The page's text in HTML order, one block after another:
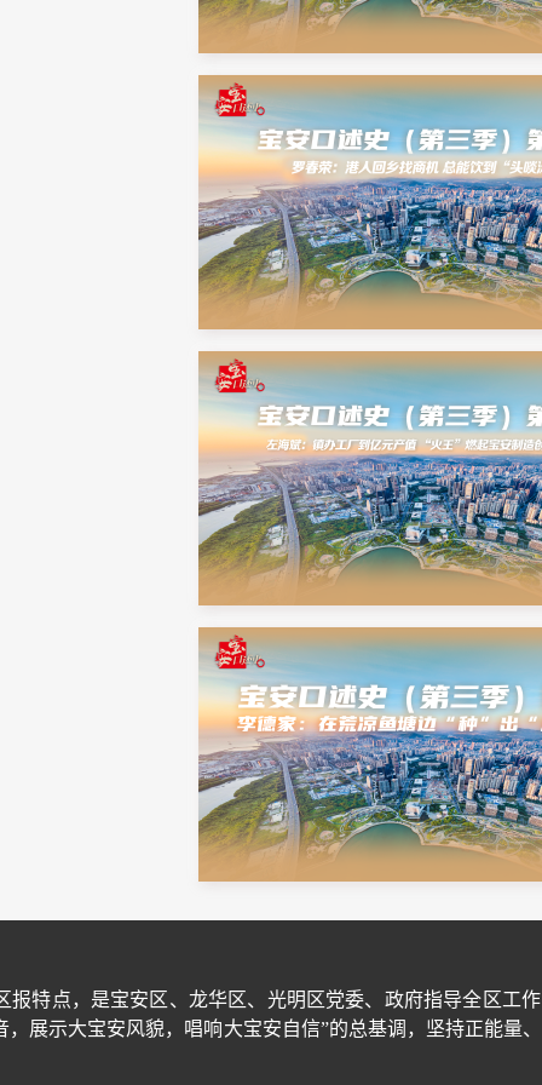
特点，是宝安区、龙华区、光明区党委、政府指导全区工
展示大宝安风貌，唱响大宝安自信”的总基调，坚持正能量